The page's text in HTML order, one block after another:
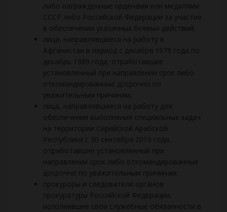
либо награжденные орденами или медалями
СССР либо Российской Федерации за участие
в обеспечении указанных боевых действий;
лица, направлявшиеся на работу в
Афганистан в период с декабря 1979 года по
декабрь 1989 года, отработавшие
установленный при направлении срок либо
откомандированные досрочно по
уважительным причинам;
лица, направлявшиеся на работу для
обеспечения выполнения специальных задач
на территории Сирийской Арабской
Республики с 30 сентября 2015 года,
отработавшие установленный при
направлении срок либо откомандированные
досрочно по уважительным причинам;
прокуроры и следователи органов
прокуратуры Российской Федерации,
исполнявшие свои служебные обязанности в